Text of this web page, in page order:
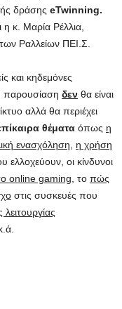
δράσης eTwinning.
η κ. Μαρία Ρέλλια,
Ραλλείων ΠΕΙ.Σ.
και κηδεμόνες
παρουσίαση δεν θα είναι
αλλά θα περιέχει
θέματα όπως η
ενασχόληση, η χρήση
ελλοχεύουν, οι κίνδυνοι
online gaming, το πώς
στις συσκευές που